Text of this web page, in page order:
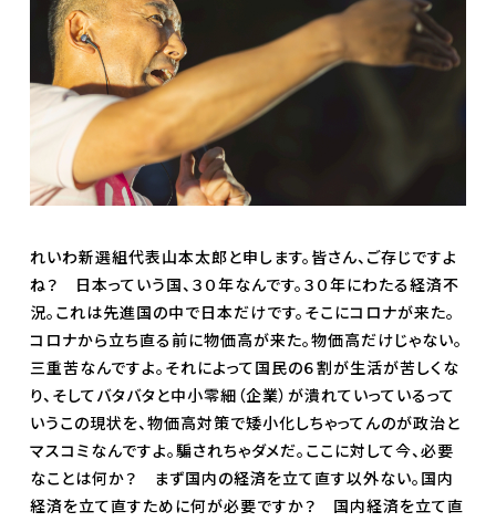
れいわ新選組代表山本太郎と申します。皆さん、ご存じですよ
ね？ 日本っていう国、３０年なんです。３０年にわたる経済不
況。これは先進国の中で日本だけです。そこにコロナが来た。
コロナから立ち直る前に物価高が来た。物価高だけじゃない。
三重苦なんですよ。それによって国民の６割が生活が苦しくな
り、そしてバタバタと中小零細（企業）が潰れていっているって
いうこの現状を、物価高対策で矮小化しちゃってんのが政治と
マスコミなんですよ。騙されちゃダメだ。ここに対して今、必要
なことは何か？ まず国内の経済を立て直す以外ない。国内
経済を立て直すために何が必要ですか？ 国内経済を立て直